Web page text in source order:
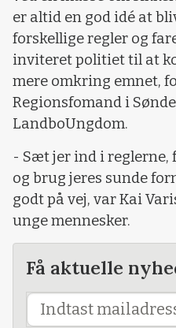
er altid en god idé at
forskellige regler og
inviteret politiet til at
mere omkring emnet,
Regionsfomand i
LandboUngdom.
- Sæt jer ind i reglerne,
og brug jeres sunde
godt på vej, var Kai
unge mennesker.
Få aktuelle